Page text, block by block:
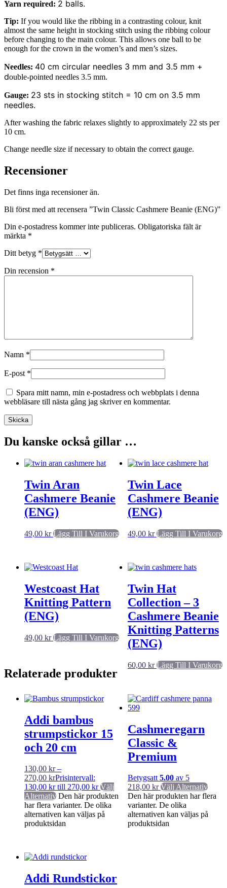
Yarn required: 2 balls.
Tip: If you would like the ribbing in a contrasting colour, knit
almost the same height in stocking stitch using the ribbing colour
before changing to the main colour. This allows one ball to be
enough for the crown in the women’s and men’s sizes.
Needles: 40 cm circular needles 3 mm and 3.5 mm +
double-pointed needles 3.5 mm.
Gauge: 23 sts in stocking stitch = 10 cm on 3.5 mm
needles.
After washing the fabric relaxes slightly to approximately 22 sts per
10 cm.
Change needle size if necessary to obtain the correct gauge.
Recensioner
Det finns inga recensioner än.
Bli först med att recensera ”Twin Classic Cashmere Beanie (ENG)”
Din e-postadress kommer inte publiceras. Obligatoriska fält är
märkta *
Ditt betyg *
Din recension *
Namn *
E-post *
Spara mitt namn, min e-postadress och webbplats i denna
webbläsare till nästa gång jag skriver en kommentar.
Du kanske också gillar …
Twin Aran
Cashmere Beanie
(ENG)
49,00 kr Lägg Till I Varukorg
Twin Lace
Cashmere Beanie
(ENG)
49,00 kr Lägg Till I Varukorg
Westcoast Hat
Knitting Pattern
(ENG)
49,00 kr Lägg Till I Varukorg
Twin Hat
Collection – 3
Cashmere Beanie
Knitting Patterns
(ENG)
60,00 kr Lägg Till I Varukorg
Relaterade produkter
Addi bambus
strumpstickor 15
och 20 cm
130,00 kr –
270,00 krPrisintervall:
130,00 kr till 270,00 kr Välj
Alternativ Den här produkten
har flera varianter. De olika
alternativen kan väljas på
produktsidan
Cashmeregarn
Classic &
Premium
Betygsatt5.00av 5
218,00 kr Välj Alternativ
Den här produkten har flera
varianter. De olika
alternativen kan väljas på
produktsidan
Addi Rundstickor